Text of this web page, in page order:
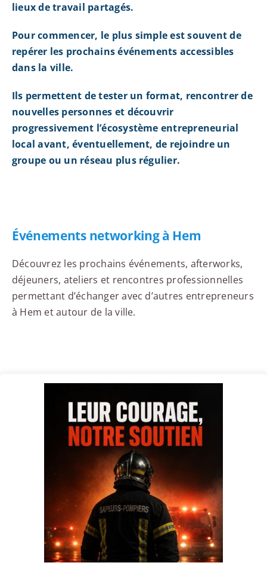
lieux de travail partagés.
Pour commencer, le plus simple est souvent de
repérer les prochains événements accessibles
dans la ville.
Ils permettent de tester un format, rencontrer de
nouvelles personnes et découvrir
progressivement l’écosystème entrepreneurial
local avant, éventuellement, de rejoindre un
groupe ou un réseau plus régulier.
Événements networking à Hem
Découvrez les prochains événements, afterworks,
déjeuners, ateliers et rencontres professionnelles
permettant d’échanger avec d’autres entrepreneurs
à Hem et autour de la ville.